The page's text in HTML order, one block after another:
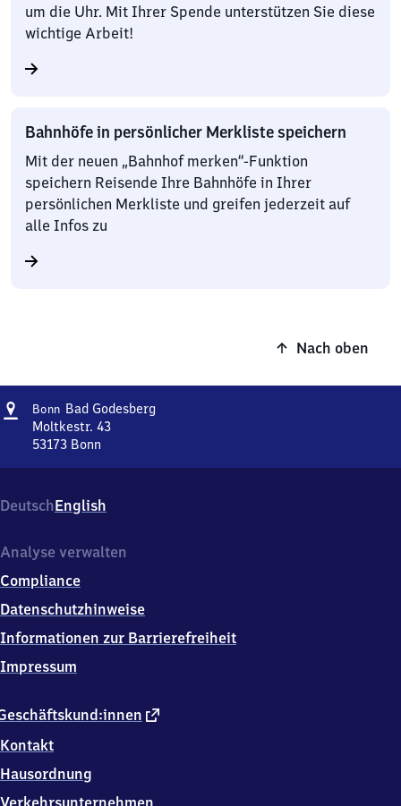
um die Uhr. Mit Ihrer Spende unterstützen Sie diese
wichtige Arbeit!
Bahnhöfe in persönlicher Merkliste speichern
Mit der neuen „Bahnhof merken“-Funktion
speichern Reisende Ihre Bahnhöfe in Ihrer
persönlichen Merkliste und greifen jederzeit auf
alle Infos zu
Nach oben
Adresse
Bonn Bad Godesberg
Moltkestr. 43
53173 Bonn
d
Godesberg,
43,
3
1
3
Bonn
DeutschEnglish
externer
Kontakt
Hausordnung
Verkehrsunternehmen
Analyse verwalten
Compliance
Datenschutzhinweise
Informationen zur Barrierefreiheit
Impressum